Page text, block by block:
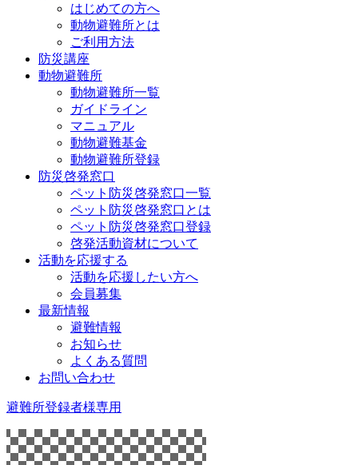
はじめての方へ
動物避難所とは
ご利用方法
防災講座
動物避難所
動物避難所一覧
ガイドライン
マニュアル
動物避難基金
動物避難所登録
防災啓発窓口
ペット防災啓発窓口一覧
ペット防災啓発窓口とは
ペット防災啓発窓口登録
啓発活動資材について
活動を応援する
活動を応援したい方へ
会員募集
最新情報
避難情報
お知らせ
よくある質問
お問い合わせ
避難所登録者様専用